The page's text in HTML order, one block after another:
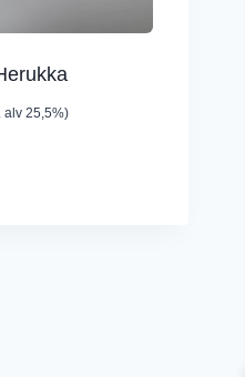
alv 25,5%)